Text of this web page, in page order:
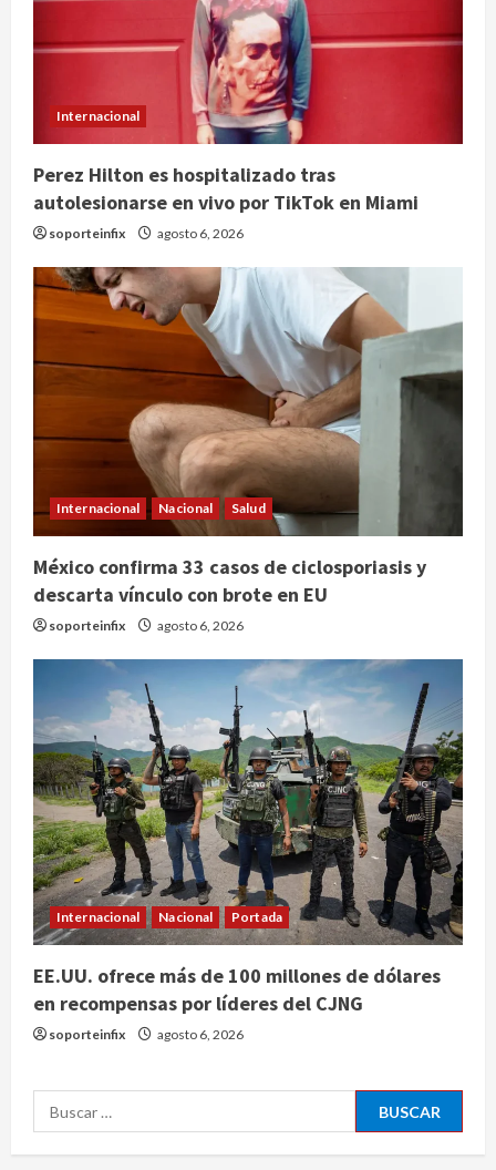
Internacional
Perez Hilton es hospitalizado tras
autolesionarse en vivo por TikTok en Miami
soporteinfix agosto 6, 2026
Internacional Nacional Salud
México confirma 33 casos de ciclosporiasis y
descarta vínculo con brote en EU
soporteinfix agosto 6, 2026
Internacional Nacional Portada
EE.UU. ofrece más de 100 millones de dólares
en recompensas por líderes del CJNG
soporteinfix agosto 6, 2026
Buscar:
2
Publican artículo sobre adaptar la
vida social a la de los hijos
agosto 6, 2026
condicionan el éxito del embarazo:
estudio cambia el foco al
microbioma seminal
agosto 6, 2026
4
¿Sería posible saber si una
inteligencia artificial tiene
consciencia?
agosto 6, 2026
5
Sheinbaum confirma que el papa
León XIV no visitará México en su
gira por América Latina
millonarias por uso no consentido
de voces femeninas